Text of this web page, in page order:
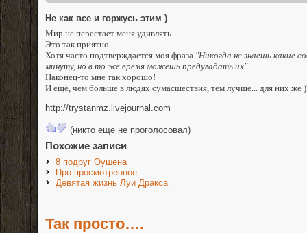
Не как все и горжусь этим )
Мир не перестает меня удивлять.
Это так приятно.
Хотя часто подтверждается моя фраза "Никогда не знаешь какие
минуту, но в то же время можешь предугадать их".
Наконец-то мне так хорошо!
И ещё, чем больше в людях сумасшествия, тем лучше... для них же
http://trystanmz.livejournal.com
(никто еще не проголосовал)
Похожие записи
8 подруг Оушена
Про просмотренное
Девятая жизнь Луи Дракса
Так просто….